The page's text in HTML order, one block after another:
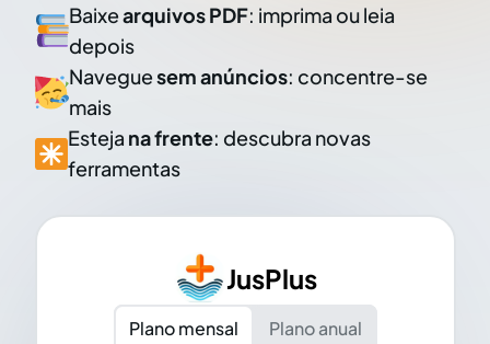
Baixearquivos PDF: imprima ou leia
depois
Naveguesem anúncios: concentre-se
mais
Esteja na frente: descubra novas
ferramentas
JusPlus
Plano mensal
Plano anual